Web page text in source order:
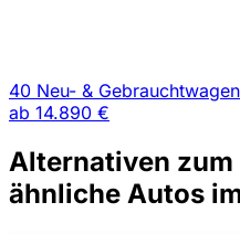
40 Neu- & Gebrauchtwagen
ab 14.890 €
Alternativen zum
ähnliche Autos